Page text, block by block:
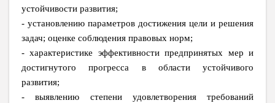
устойчивости развития;
- установлению параметров достижения цели и решения
задач; оценке соблюдения правовых норм;
- характеристике эффективности предпринятых мер и
достигнутого прогресса в области устойчивого
развития;
- выявлению степени удовлетворения требований